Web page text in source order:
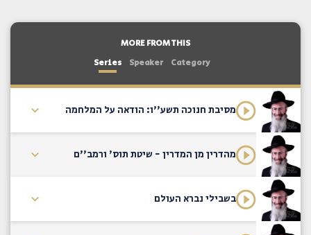
MORE FROM THIS
Series
Speaker Category
מסיבת חנוכה תשע''ו: הודאה על המלחמה
מהדרין מן המדרין - שיטת תוס' ורמב''ם
בשבילי נברא העולם